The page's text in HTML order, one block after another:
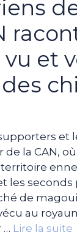
vu et
et
la CAN,
les
de
au
… Lire la suite